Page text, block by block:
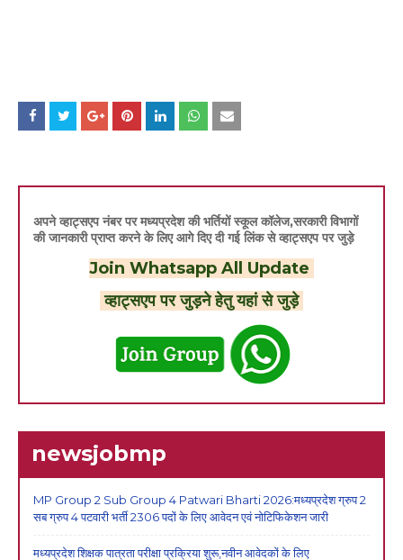
अपने व्हाट्सएप नंबर पर मध्यप्रदेश की भर्तियों स्कूल कॉलेज,सरकारी विभागों
की जानकारी प्राप्त करने के लिए आगे दिए दी गई लिंक से व्हाट्सएप पर जुड़े
Join Whatsapp All Update
व्हाट्सएप पर जुड़ने हेतु यहां से जुड़े
newsjobmp
MP Group 2 Sub Group 4 Patwari Bharti 2026:मध्यप्रदेश ग्रुप 2
सब ग्रुप 4 पटवारी भर्ती 2306 पदों के लिए आवेदन एवं नोटिफिकेशन जारी
मध्यप्रदेश शिक्षक पात्रता परीक्षा प्रक्रिया शुरू,नवीन आवेदकों के लिए